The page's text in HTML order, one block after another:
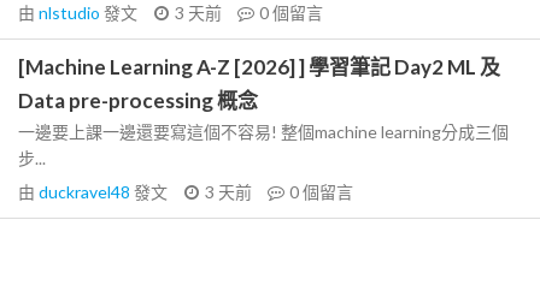
由 nlstudio 發文 3 天前 0個留言
[Machine Learning A-Z [2026] ] 學習筆記 Day2 ML 及
Data pre-processing 概念
一邊要上課一邊還要寫這個不容易! 整個machine learning分成三個
步...
由 duckravel48 發文 3 天前 0個留言